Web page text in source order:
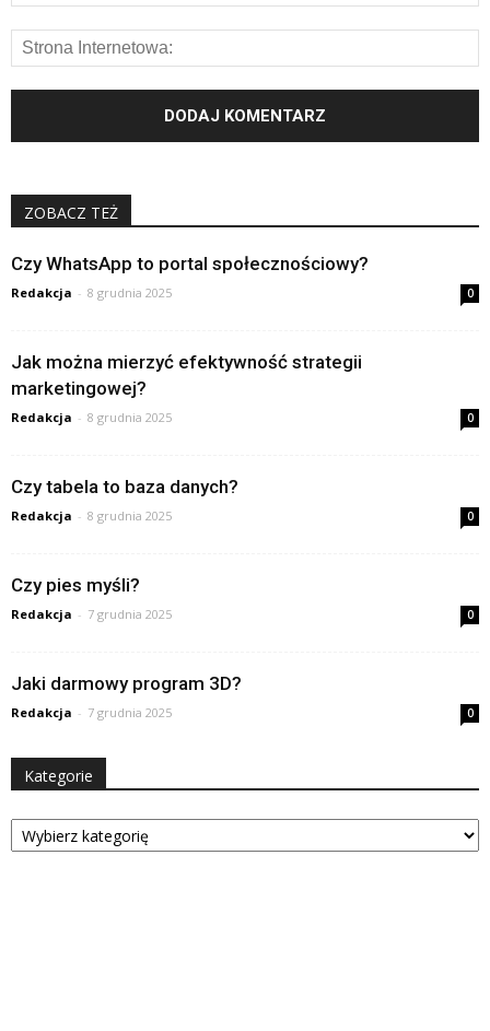
ZOBACZ TEŻ
Czy WhatsApp to portal społecznościowy?
Redakcja - 8 grudnia 2025 0
Jak można mierzyć efektywność strategii
marketingowej?
Redakcja - 8 grudnia 2025 0
Czy tabela to baza danych?
Redakcja - 8 grudnia 2025 0
Czy pies myśli?
Redakcja - 7 grudnia 2025 0
Jaki darmowy program 3D?
Redakcja - 7 grudnia 2025 0
Kategorie
Kategorie